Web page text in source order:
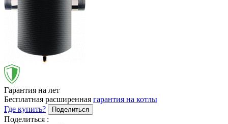
Гарантия на лет
Бесплатная расширенная гарантия на котлы
Где купить?
Поделиться
Поделиться :